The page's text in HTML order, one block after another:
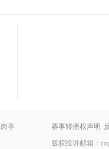
亭 赛事转播权声明
版权投诉邮箱：